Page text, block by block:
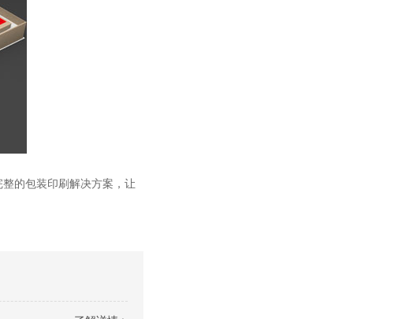
的包装印刷解决方案，让